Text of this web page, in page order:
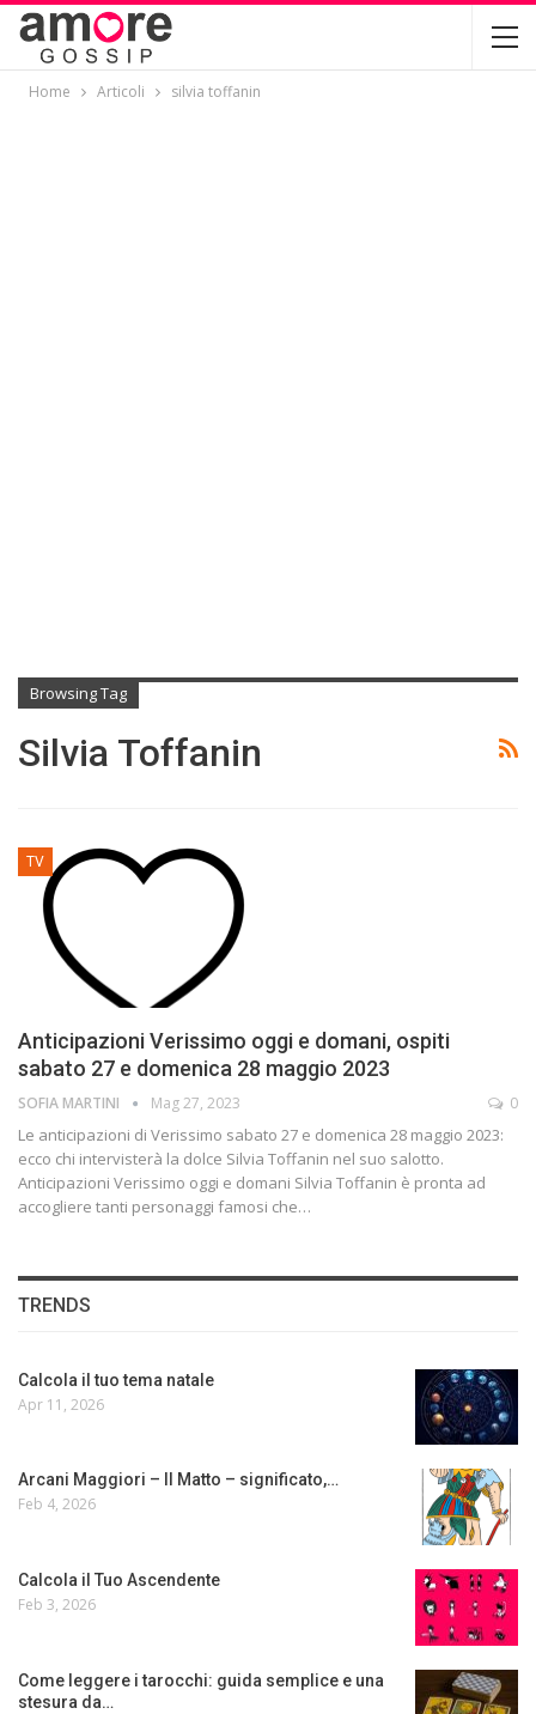
Home Articoli silvia toffanin
Browsing Tag
Silvia Toffanin
TV
Anticipazioni Verissimo oggi e domani, ospiti
sabato 27 e domenica 28 maggio 2023
SOFIA MARTINI Mag 27, 2023 0
Le anticipazioni di Verissimo sabato 27 e domenica 28 maggio 2023:
ecco chi intervisterà la dolce Silvia Toffanin nel suo salotto.
Anticipazioni Verissimo oggi e domani Silvia Toffanin è pronta ad
accogliere tanti personaggi famosi che…
TRENDS
Calcola il tuo tema natale
Apr 11, 2026
Arcani Maggiori – Il Matto – significato,…
Feb 4, 2026
Calcola il Tuo Ascendente
Feb 3, 2026
Come leggere i tarocchi: guida semplice e una
stesura da…